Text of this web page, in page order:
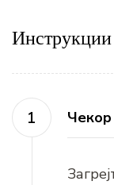
Инструкции